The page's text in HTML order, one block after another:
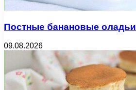
Постные банановые оладьи
09.08.2026